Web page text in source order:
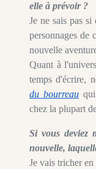
elle à prévoir ?
Je ne sais pas
personnages de
nouvelle
Quant à
temps d'écrire,
du bourreauqui
chez la plupart
Si vous deviez
nouvelle,
Je vais tricher